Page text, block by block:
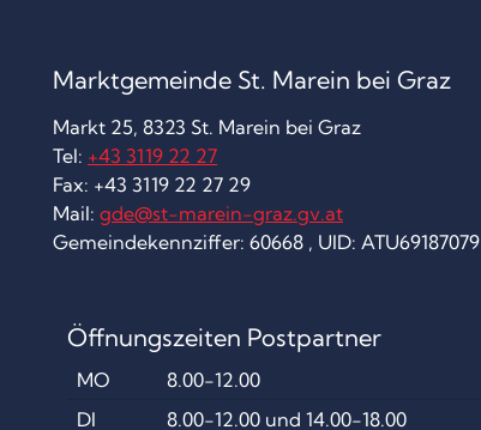
Marktgemeinde St. Marein bei Graz
Markt 25, 8323 St. Marein bei Graz
Tel: +43 3119 22 27
Fax: +43 3119 22 27 29
Mail: gde@st-marein-graz.gv.at
Gemeindekennziffer: 60668 , UID: ATU69187079
Öffnungszeiten Postpartner
MO
8.00-12.00
DI
8.00-12.00 und 14.00-18.00